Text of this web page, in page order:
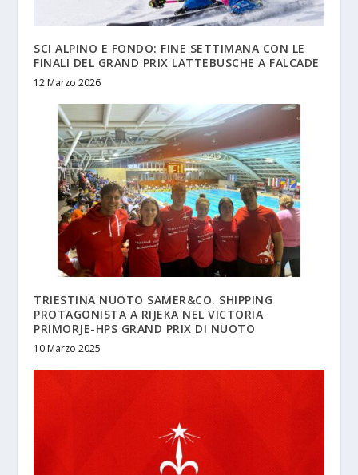
SCI ALPINO E FONDO: FINE SETTIMANA CON LE
FINALI DEL GRAND PRIX LATTEBUSCHE A FALCADE
12 Marzo 2026
TRIESTINA NUOTO SAMER&CO. SHIPPING
PROTAGONISTA A RIJEKA NEL VICTORIA
PRIMORJE-HPS GRAND PRIX DI NUOTO
10 Marzo 2025